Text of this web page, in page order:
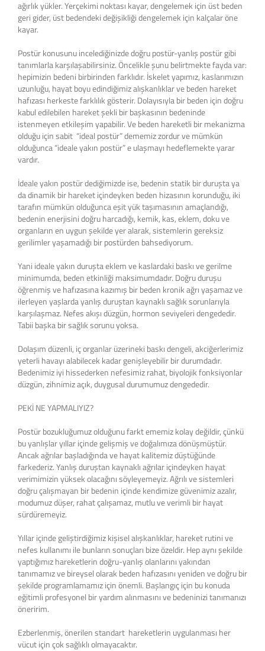
ağırlık yükler. Yerçekimi noktası kayar, dengelemek için üst beden
geri gider, üst bedendeki değişikliği dengelemek için kalçalar öne
kayar.
Postür konusunu incelediğinizde doğru postür-yanlış postür gibi
tanımlarla karşılaşabilirsiniz. Öncelikle şunu belirtmekte fayda var:
hepimizin bedeni birbirinden farklıdır. İskelet yapımız, kaslarımızın
uzunluğu, hayat boyu edindiğimiz alışkanlıklar ve beden hareket
hafızası herkeste farklılık gösterir. Dolayısıyla bir beden için doğru
kabul edilebilen hareket şekli bir başkasının bedeninde
istenmeyen etkileşim yapabilir. Ve beden hareketli bir mekanizma
olduğu için sabit “ideal postür” dememiz zordur ve mümkün
olduğunca “ideale yakın postür” e ulaşmayı hedeflemekte yarar
vardır.
İdeale yakın postür dediğimizde ise, bedenin statik bir duruşta ya
da dinamik bir hareket içindeyken beden hizasının korunduğu, iki
tarafın mümkün olduğunca eşit yük taşımasının amaçlandığı,
bedenin enerjisini doğru harcadığı, kemik, kas, eklem, doku ve
organların en uygun şekilde yer alarak, sistemlerin gereksiz
gerilimler yaşamadığı bir postürden bahsediyorum.
Yani ideale yakın duruşta eklem ve kaslardaki baskı ve gerilme
minimumda, beden etkinliği maksimumdadır. Doğru duruşu
öğrenmiş ve hafızasına kazımış bir beden kronik ağrı yaşamaz ve
ilerleyen yaşlarda yanlış duruştan kaynaklı sağlık sorunlarıyla
karşılaşmaz. Nefes akışı düzgün, hormon seviyeleri dengededir.
Tabii başka bir sağlık sorunu yoksa.
Dolaşım düzenli, iç organlar üzerineki baskı dengeli, akciğerlerimiz
yeterli havayı alabilecek kadar genişleyebilir bir durumdadır.
Bedenimiz iyi hissederken nefesimiz rahat, biyolojik fonksiyonlar
düzgün, zihnimiz açık, duygusal durumumuz dengededir.
PEKİ NE YAPMALIYIZ?
Postür bozukluğumuz olduğunu farkt ememiz kolay değildir, çünkü
bu yanlışlar yıllar içinde gelişmiş ve doğalımıza dönüşmüştür.
Ancak ağrılar başladığında ve hayat kalitemiz düştüğünde
farkederiz. Yanlış duruştan kaynaklı ağrılar içindeyken hayat
verimimizin yüksek olacağını söyleyemeyiz. Ağrılı ve sistemleri
doğru çalışmayan bir bedenin içinde kendimize güvenimiz azalır,
modumuz düşer, rahat çalışamaz, mutlu ve verimli bir hayat
sürdüremeyiz.
Yıllar içinde geliştirdiğimiz kişisel alışkanlıklar, hareket rutini ve
nefes kullanımı ile bunların sonuçları bize özeldir. Hep aynı şekilde
yaptığımız hareketlerin doğru-yanlış olanlarını yakından
tanımamız ve bireysel olarak beden hafızasını yeniden ve doğru bir
şekilde programlamamız için önemli. Başlangıç için bu konuda
eğitimli profesyonel bir yardım alınmasını ve bedeninizi tanımanızı
öneririm.
Ezberlenmiş, önerilen standart hareketlerin uygulanması her
vücut için çok sağlıklı olmayacaktır.